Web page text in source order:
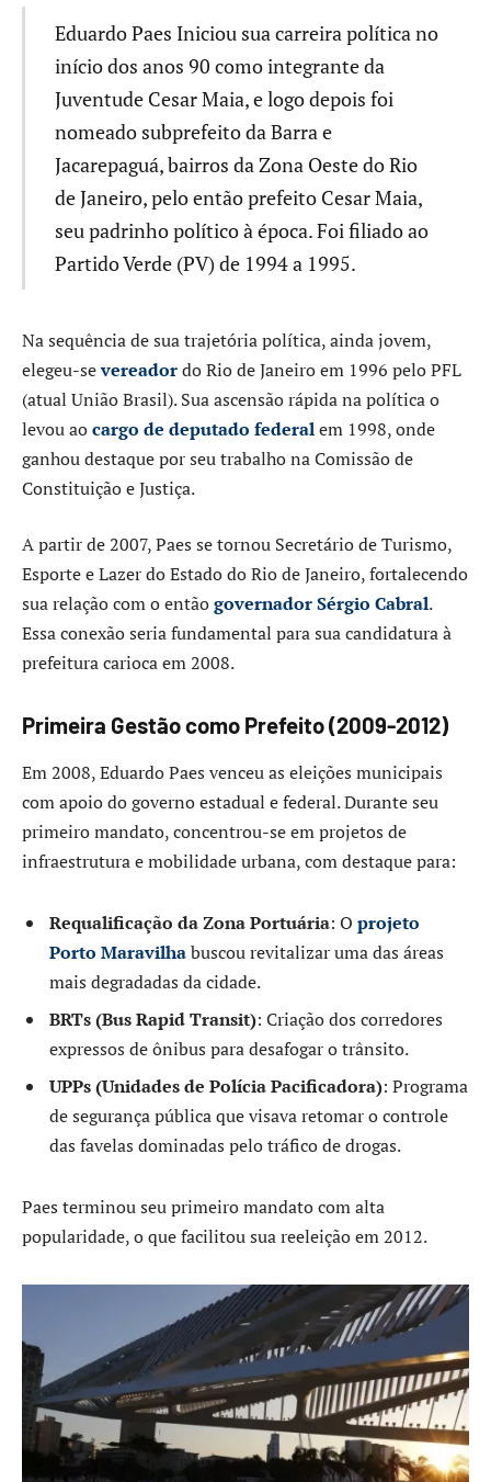
Eduardo Paes Iniciou sua carreira política no
início dos anos 90 como integrante da
Juventude Cesar Maia, e logo depois foi
nomeado subprefeito da Barra e
Jacarepaguá, bairros da Zona Oeste do Rio
de Janeiro, pelo então prefeito Cesar Maia,
seu padrinho político à época. Foi filiado ao
Partido Verde (PV) de 1994 a 1995.
Na sequência de sua trajetória política, ainda jovem,
elegeu-severeadordo Rio de Janeiro em 1996 pelo PFL
(atual União Brasil). Sua ascensão rápida na política o
levou aocargo de deputado federalem 1998, onde
ganhou destaque por seu trabalho na Comissão de
Constituição e Justiça.
A partir de 2007, Paes se tornou Secretário de Turismo,
Esporte e Lazer do Estado do Rio de Janeiro, fortalecendo
sua relação com o entãogovernador Sérgio Cabral.
Essa conexão seria fundamental para sua candidatura à
prefeitura carioca em 2008.
Primeira Gestão como Prefeito (2009-2012)
Em 2008, Eduardo Paes venceu as eleições municipais
com apoio do governo estadual e federal. Durante seu
primeiro mandato, concentrou-se em projetos de
infraestrutura e mobilidade urbana, com destaque para:
Requalificação da Zona Portuária: O projeto
Porto Maravilhabuscou revitalizar uma das áreas
mais degradadas da cidade.
BRTs (Bus Rapid Transit): Criação dos corredores
expressos de ônibus para desafogar o trânsito.
UPPs (Unidades de Polícia Pacificadora): Programa
de segurança pública que visava retomar o controle
das favelas dominadas pelo tráfico de drogas.
Paes terminou seu primeiro mandato com alta
popularidade, o que facilitou sua reeleição em 2012.